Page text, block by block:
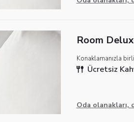
Room
Konaklamanızla
Ücretsiz
Oda olanakları,